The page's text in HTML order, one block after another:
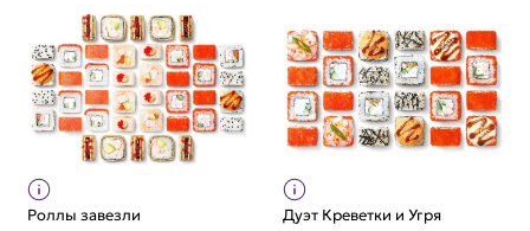
Роллы завезли Дуэт Креветки и Угря